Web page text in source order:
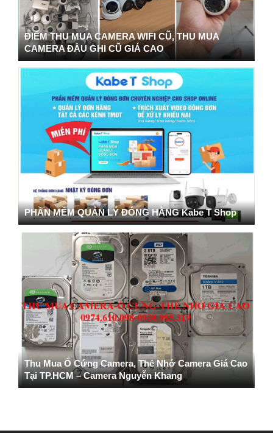
ĐIỂM THU MUA CAMERA WIFI CŨ, THU MUA
CAMERA ĐẦU GHI CŨ GIÁ CAO
PHẦN MỀM QUẢN LÝ ĐÓNG HÀNG Kabe T Shop
Thu Mua Ổ Cứng Camera, Thẻ Nhớ Camera Giá Cao
Tại TP.HCM – Camera Nguyễn Khang